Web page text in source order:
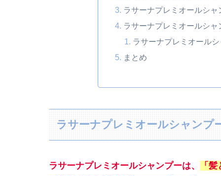
ラサーナプレミオールシ
ラサーナプレミオールシ
ラサーナプレミオール
まとめ
ラサーナプレミオールシャンプ
ラサーナプレミオールシャンプーは、
「